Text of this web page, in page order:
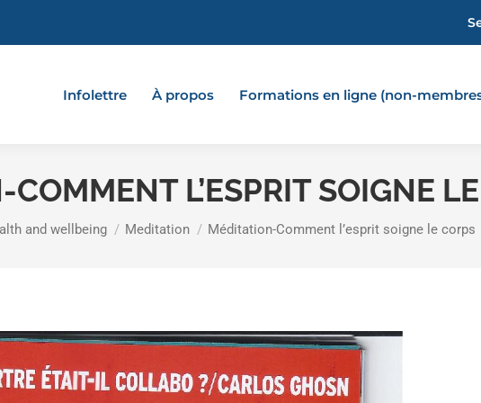
Infolettre À propos Formations en ligne (non-
L’ESPRIT SOIGNE
and wellbeing Meditation Méditation-Comment l’esprit soigne le corps